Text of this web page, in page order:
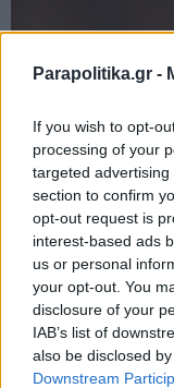
Parapolitika.gr -
If you wish to opt-
processing of your
targeted
section to confirm
opt-out request is
interest-based ads
us or personal
your opt-out. You
disclosure of your
IAB’s list of
also be disclosed
Downstream